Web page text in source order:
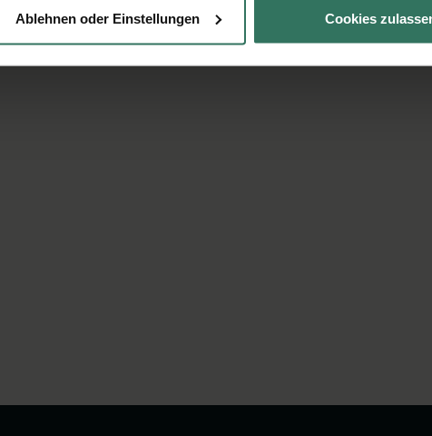
Ablehnen oder Einstellungen Cookies